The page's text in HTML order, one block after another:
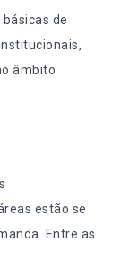
de
âmbito
estão se
Entre as